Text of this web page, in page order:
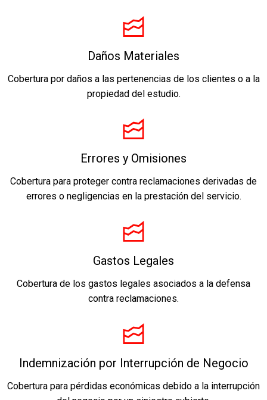
Daños Materiales
Cobertura por daños a las pertenencias de los clientes o a la
propiedad del estudio.
Errores y Omisiones
Cobertura para proteger contra reclamaciones derivadas de
errores o negligencias en la prestación del servicio.
Gastos Legales
Cobertura de los gastos legales asociados a la defensa
contra reclamaciones.
Indemnización por Interrupción de Negocio
Cobertura para pérdidas económicas debido a la interrupción